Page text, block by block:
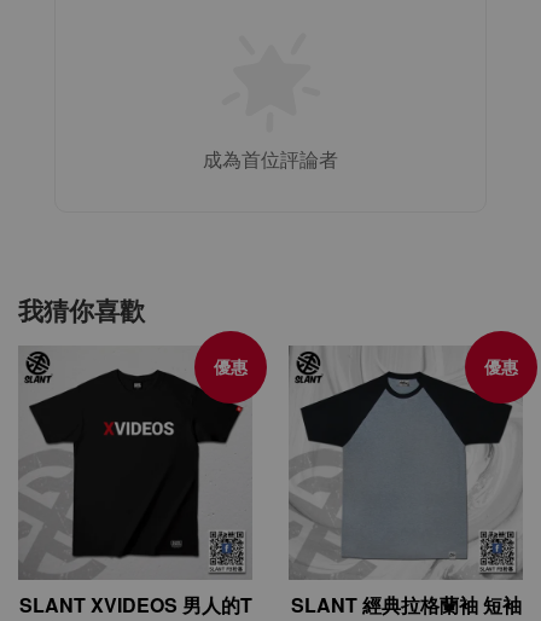
成為首位評論者
我猜你喜歡
優惠
SLANT XVIDEOS 男人的T
優惠
SLANT 經典拉格蘭袖 短袖